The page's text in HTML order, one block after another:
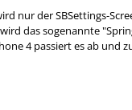
nur der SBSettings-
das sogenannte
4 passiert es ab und